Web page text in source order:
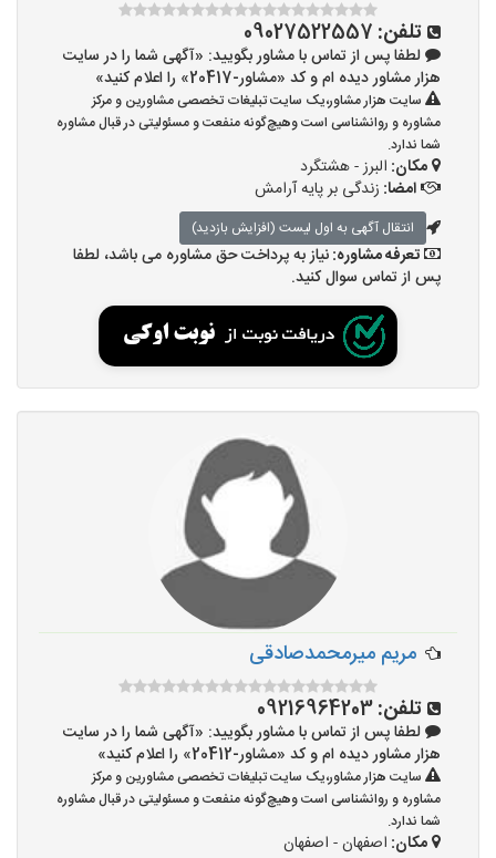
تلفن: 09027522557
لطفا پس از تماس با مشاور بگویید: «آگهی شما را در سایت
هزار مشاور دیده ام و کد «مشاور-20417» را اعلام کنید»
سایت هزار مشاور،یک سایت تبلیغات تخصصی مشاورین و مرکز
مشاوره و روانشناسی است وهیچ‌گونه منفعت و مسئولیتی در قبال مشاوره
شما ندارد.
مکان: البرز - هشتگرد
امضا: زندگی بر پایه آرامش
انتقال آگهی به اول لیست (افزایش بازدید)
تعرفه مشاوره:نیاز به پرداخت حق مشاوره می باشد، لطفا
پس از تماس سوال کنید.
مریم میرمحمدصادقی
تلفن:09216964203
لطفا پس از تماس با مشاور بگویید: «آگهی شما را در سایت
هزار مشاور دیده ام و کد «مشاور-20412» را اعلام کنید»
سایت هزار مشاور،یک سایت تبلیغات تخصصی مشاورین و مرکز
مشاوره و روانشناسی است وهیچ‌گونه منفعت و مسئولیتی در قبال مشاوره
شما ندارد.
مکان: اصفهان - اصفهان